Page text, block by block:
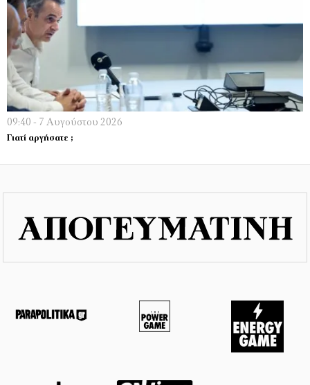
09:40 - 7 Αυγούστου 2026
Γιατί αργήσατε ;